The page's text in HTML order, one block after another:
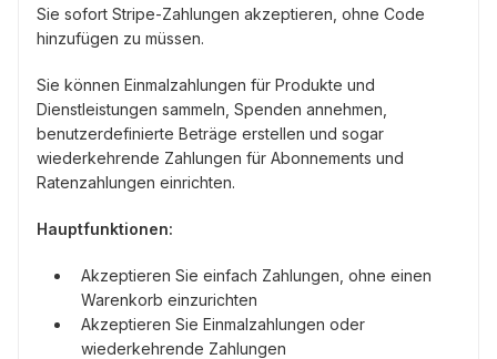
Sie sofort Stripe-Zahlungen akzeptieren, ohne Code
hinzufügen zu müssen.
Sie können Einmalzahlungen für Produkte und
Dienstleistungen sammeln, Spenden annehmen,
benutzerdefinierte Beträge erstellen und sogar
wiederkehrende Zahlungen für Abonnements und
Ratenzahlungen einrichten.
Hauptfunktionen:
Akzeptieren Sie einfach Zahlungen, ohne einen
Warenkorb einzurichten
Akzeptieren Sie Einmalzahlungen oder
wiederkehrende Zahlungen